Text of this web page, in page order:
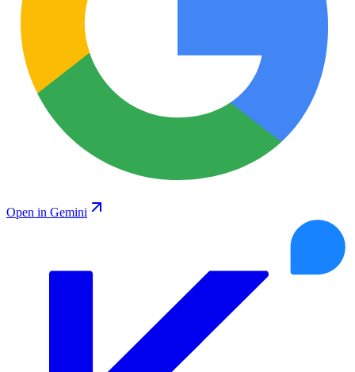
Open in Gemini